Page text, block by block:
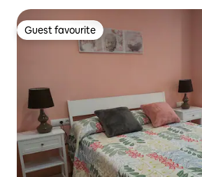
Guest favourite
Guest favourite